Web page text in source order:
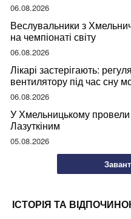
06.08.2026
Веслувальники з
на чемпіонаті світу
06.08.2026
Лікарі застерігають:
вентилятору під час сну
ваше здоров’я
06.08.2026
У Хмельницькому
Лазуткіним
05.08.2026
ІСТОРІЯ ТА